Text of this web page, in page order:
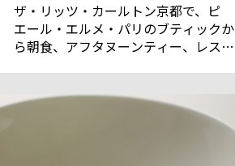
ザ・リッツ・カールトン京都で、ピ
エール・エルメ・パリのブティックか
ら朝食、アフタヌーンティー、レスト
全国からのゲストのために、今日も甘
く美しい、魔法のようなスイーツを作